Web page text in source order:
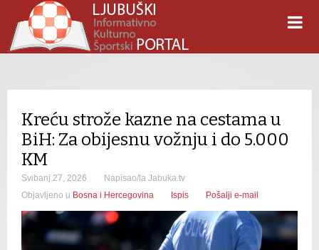
Kreću strože kazne na cestama u
BiH: Za obijesnu vožnju i do 5.000
KM
Svibanj 27, 2026
Napisao/la Jabuka.tv
Objavljeno u Bosna i Hercegovina Ispis Pošalji e-mail